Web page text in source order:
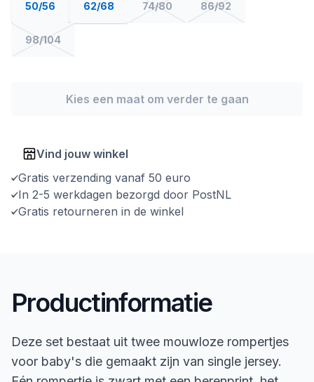
50/56 62/68 74/80 86/92
98/104
Kies een maat om verder te gaan
Vind jouw winkel
Gratis verzending vanaf 50 euro
In 2-5 werkdagen bezorgd door PostNL
Gratis retourneren in de winkel
Productinformatie
Deze set bestaat uit twee mouwloze rompertjes
voor baby's die gemaakt zijn van single jersey.